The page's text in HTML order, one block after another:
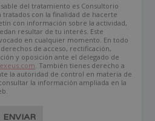
del tratamiento es Consultorio
tratados con la finalidad de hacerte
con información sobre la actividad,
resultar de tu interés. Este
en cualquier momento. En todo
de acceso, rectificación,
y oposición ante el delegado de
. También tienes derecho a
la autoridad de control en materia de
la información ampliada en la
ENVIAR